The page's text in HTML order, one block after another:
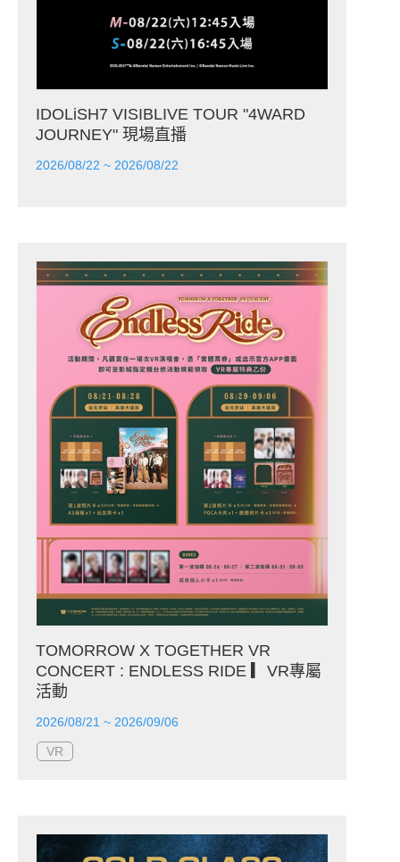
IDOLiSH7 VISIBLIVE TOUR "4WARD
JOURNEY" 現場直播
2026/08/22 ~ 2026/08/22
TOMORROW X TOGETHER VR
CONCERT : ENDLESS RIDE ▎VR專屬
活動
2026/08/21 ~ 2026/09/06
VR